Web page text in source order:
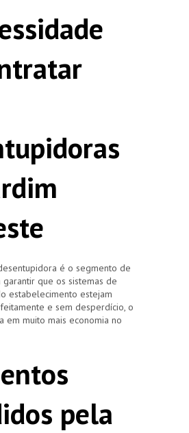
é o segmento de
que os sistemas de
estabelecimento estejam
e sem desperdício, o
em muito mais economia no
pela